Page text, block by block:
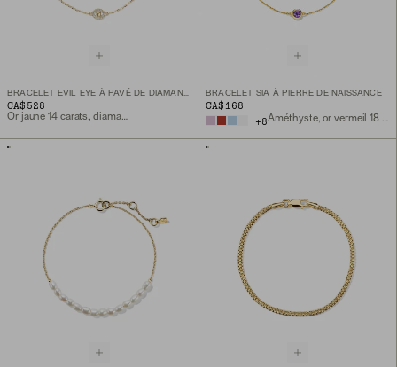
BRACELET EVIL EYE À PAVÉ DE DIAMANTS
CA$528
Or jaune 14 carats, diamant naturel
BRACELET SIA À PIERRE DE NAISSANCE
CA$168
+8 Améthyste, or vermeil 18 carats